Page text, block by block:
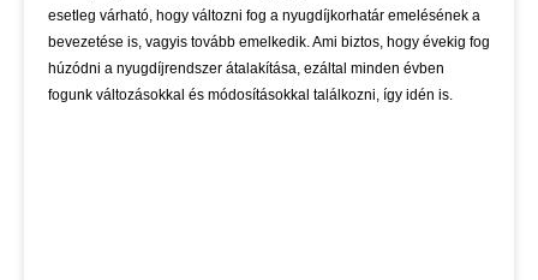
esetleg várható, hogy változni fog a nyugdíjkorhatár emelésének a
bevezetése is, vagyis tovább emelkedik. Ami biztos, hogy évekig fog
húzódni a nyugdíjrendszer átalakítása, ezáltal minden évben
fogunk változásokkal és módosításokkal találkozni, így idén is.